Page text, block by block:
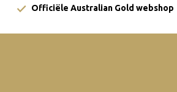
Officiële Australian Gold webshop